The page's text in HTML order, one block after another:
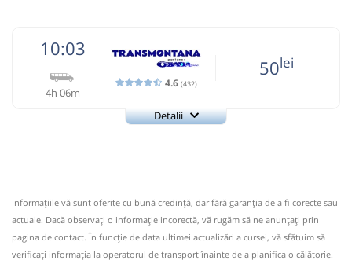
10:03
4h 06m
4.6 (432)
50lei
Detalii
0726922277; 0723397890; Program: orele 7:00- 17:00
Nu a circulat?Semnalați aici (34 comentarii)
NOU!Pune poze din călătoria ta⤣
Informaţiile vă sunt oferite cu bună credinţă, dar fără garanţia de a fi corecte sau
actuale. Dacă observați o informaţie incorectă, vă rugăm să ne anunțați prin
pagina de contact. În funcție de data ultimei actualizări a cursei, vă sfătuim să
verificaţi informaţia la operatorul de transport înainte de a planifica o călătorie.